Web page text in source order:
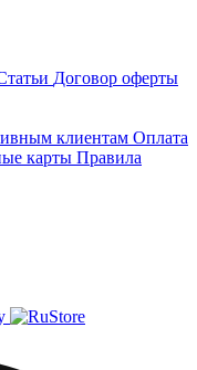
Договор оферты
клиентам Оплата
карты Правила